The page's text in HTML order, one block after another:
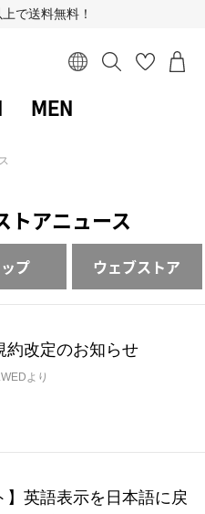
で送料無料！
MEN
トアニュース
プ ウェブストア
約改定のお知らせ
より
】英語表示を日本語に戻